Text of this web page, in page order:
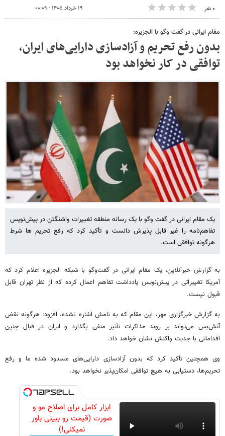
۰ نفر ۱۹ خرداد ۱۴۰۵ - ۰۰:۰۹
مقام ایرانی در گفت وگو با الجزیره:
بدون رفع تحریم و آزادسازی دارایی‌های ایران،
توافقی در کار نخواهد بود
یک مقام ایرانی در گفت وگو با یک رسانه منطقه تغییرات واشنگتن در پیش‌نویس
تفاهم‌نامه را غیر قابل پذیرش دانست و تأکید کرد که رفع تحریم ها شرط
هرگونه توافقی است.
به گزارش خبرآنلاین، یک مقام ایرانی در گفت‌وگو با شبکه الجزیره اعلام کرد که
آمریکا تغییراتی در پیش‌نویس یادداشت تفاهم اعمال کرده که از نظر تهران قابل
قبول نیست.
به گزارش خبرگزاری مهر، این مقام که به نامش اشاره نشده، افزود: هرگونه نقض
آتش‌بس می‌تواند بر روند مذاکرات تأثیر منفی بگذارد و ایران در قبال چنین
اقداماتی با جدیت واکنش نشان خواهد داد.
وی همچنین تأکید کرد که بدون آزادسازی دارایی‌های مسدود شده ما و رفع
تحریم‌ها، دستیابی به هیچ توافقی امکان‌پذیر نخواهد بود.
ابزار کامل برای اصلاح مو و
صورت (قیمت رو ببینی باور
نمیکنی!)